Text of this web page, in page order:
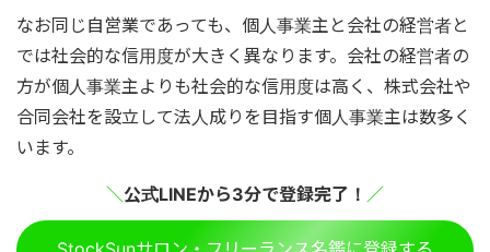
なお同じ自営業であっても、個人事業主と会社の経営者と
では社会的な信用度が大きく異なります。会社の経営者の
方が個人事業主よりも社会的な信用度は高く、株式会社や
合同会社を設立して法人成りを目指す個人事業主は数多く
います。
＼公式LINEから3分で登録完了！ ／